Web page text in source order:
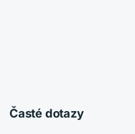
Časté dotazy